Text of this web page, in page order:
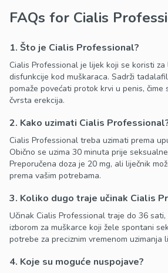
FAQs for Cialis
1. Što je Cialis Professional?
Cialis Professional je lijek koji se koristi
disfunkcije kod muškaraca. Sadrži
pomaže povećati protok krvi u penis, čime
čvrsta erekcija.
2. Kako uzimati Cialis
Cialis Professional treba uzimati prema
Obično se uzima 30 minuta prije
Preporučena doza je 20 mg, ali liječnik
prema vašim potrebama.
3. Koliko dugo traje učinak Cialis
Učinak Cialis Professional traje do 36
izborom za muškarce koji žele spontani
potrebe za preciznim vremenom uzimanja
4. Koje su moguće nuspojave?